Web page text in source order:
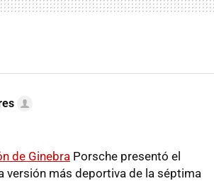
de Ginebra Porsche presentó el
versión más deportiva de la séptima